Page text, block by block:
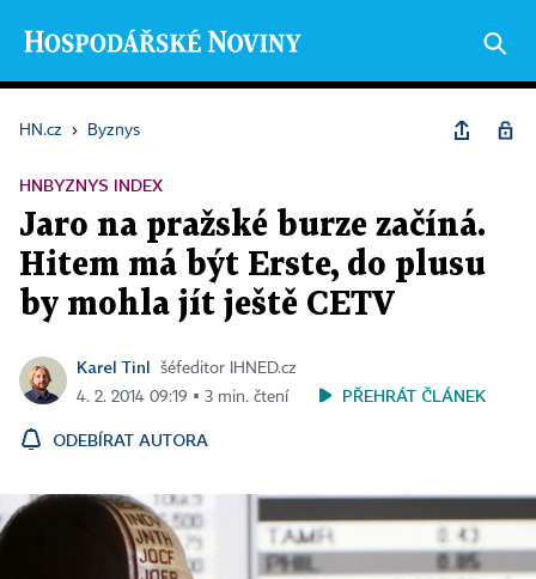
HN.cz › Byznys
HNBYZNYS INDEX
Jaro na pražské burze začíná.
Hitem má být Erste, do plusu
by mohla jít ještě CETV
Karel Tinl
šéfeditor IHNED.cz
4. 2. 2014 09:19 ▪ 3 min. čtení
PŘEHRÁT ČLÁNEK
ODEBÍRAT AUTORA